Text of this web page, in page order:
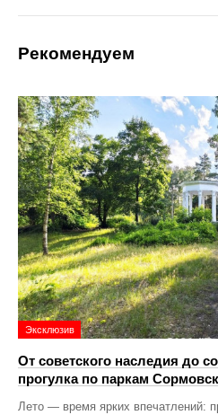
Рекомендуем
Эксклюзив
От советского наследия до
прогулка по паркам
Лето — время ярких впечатлений: